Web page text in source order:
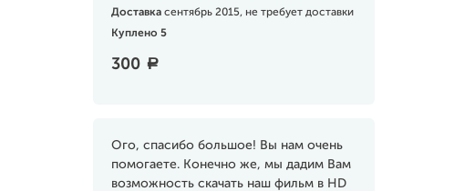
Доставка сентябрь 2015, не требует доставки
Куплено 5
300 a
Ого, спасибо большое! Вы нам очень
помогаете. Конечно же, мы дадим Вам
возможность скачать наш фильм в HD